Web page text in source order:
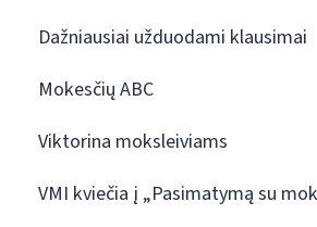
Dažniausiai užduodami klausimai
Mokesčių ABC
Viktorina moksleiviams
VMI kviečia į „Pasimatymą su